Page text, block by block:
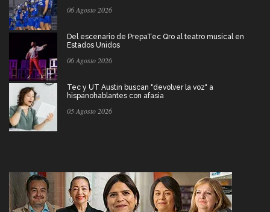
06 Agosto 2026
Del escenario de PrepaTec Qro al teatro musical en
Estados Unidos
06 Agosto 2026
Tec y UT Austin buscan "devolver la voz" a
hispanohablantes con afasia
05 Agosto 2026